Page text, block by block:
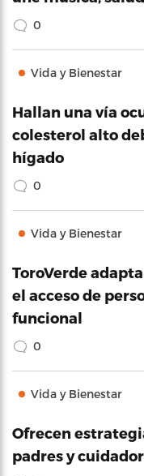
0
Vida y Bienestar
Hallan una vía
colesterol alto
hígado
0
Vida y Bienestar
ToroVerde
el acceso de
funcional
0
Vida y Bienestar
Ofrecen
padres y